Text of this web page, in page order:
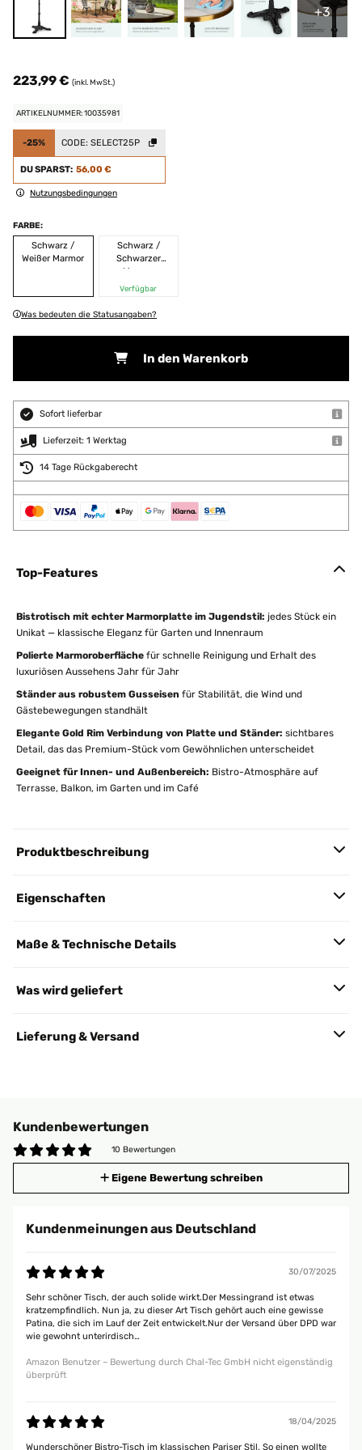
+3
223,99 € (inkl. MwSt.)
ARTIKELNUMMER: 10035981
-25% CODE: SELECT25P
DU SPARST: 56,00 €
Nutzungsbedingungen
FARBE:
Schwarz /
Weißer Marmor
Schwarz /
Schwarzer
Marmor
Verfügbar
Was bedeuten die Statusangaben?
In den Warenkorb
Sofort lieferbar
Lieferzeit: 1 Werktag
14 Tage Rückgaberecht
Top-Features
Bistrotisch mit echter Marmorplatte im Jugendstil: jedes Stück ein
Unikat — klassische Eleganz für Garten und Innenraum
Polierte Marmoroberfläche für schnelle Reinigung und Erhalt des
luxuriösen Aussehens Jahr für Jahr
Ständer aus robustem Gusseisen für Stabilität, die Wind und
Gästebewegungen standhält
Elegante Gold Rim Verbindung von Platte und Ständer: sichtbares
Detail, das das Premium-Stück vom Gewöhnlichen unterscheidet
Geeignet für Innen- und Außenbereich: Bistro-Atmosphäre auf
Terrasse, Balkon, im Garten und im Café
Produktbeschreibung
Eigenschaften
Maße & Technische Details
Was wird geliefert
Lieferung & Versand
Kundenbewertungen
10 Bewertungen
Eigene Bewertung schreiben
Kundenmeinungen aus Deutschland
30/07/2025
Sehr schöner Tisch, der auch solide wirkt.Der Messingrand ist etwas
kratzempfindlich. Nun ja, zu dieser Art Tisch gehört auch eine gewisse
Patina, die sich im Lauf der Zeit entwickelt.Nur der Versand über DPD war
wie gewohnt unterirdisch…
Amazon Benutzer – Bewertung durch Chal-Tec GmbH nicht eigenständig
überprüft
18/04/2025
Wunderschöner Bistro-Tisch im klassischen Pariser Stil. So einen wollte